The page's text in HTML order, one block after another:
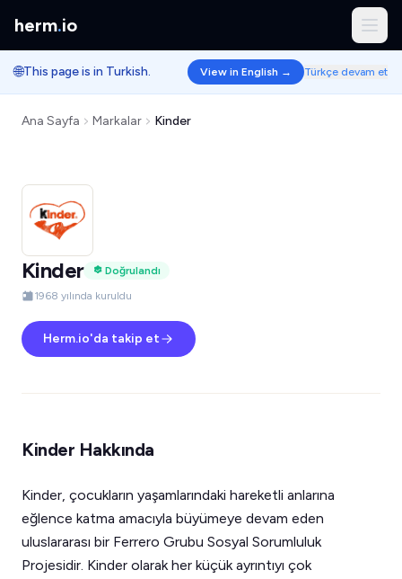
herm.io
🌐This page is in Turkish. View in English → Türkçe devam et
Ana Sayfa Markalar Kinder
Kinder
Doğrulandı
1968 yılında kuruldu
Herm.io'da takip et
Kinder Hakkında
Kinder, çocukların yaşamlarındaki hareketli anlarına
eğlence katma amacıyla büyümeye devam eden
uluslararası bir Ferrero Grubu Sosyal Sorumluluk
Projesidir. Kinder olarak her küçük ayrıntıyı çok